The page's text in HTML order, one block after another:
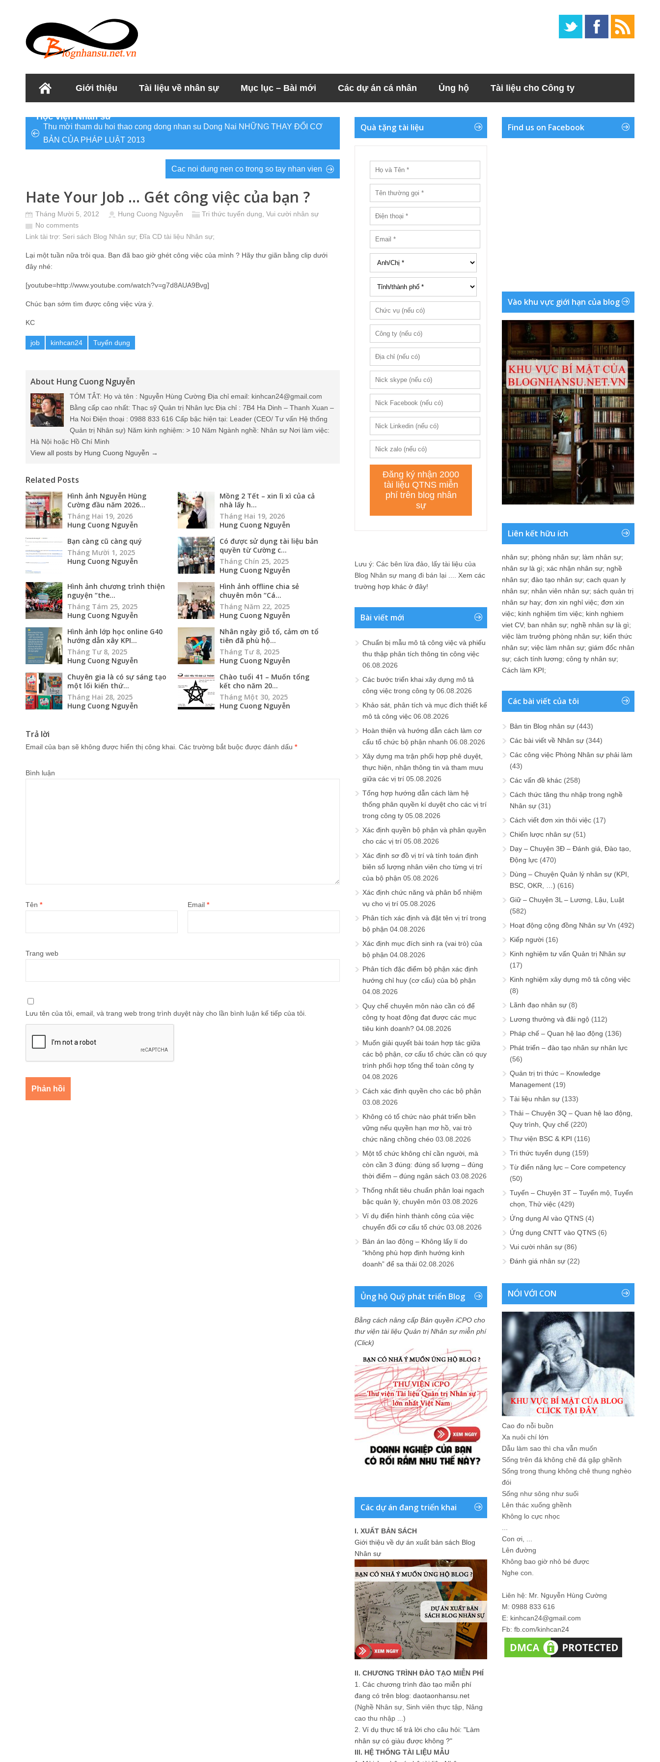
Giới thiệu Tài liệu về nhân sự Mục lục – Bài mới Các dự án cá nhân Ủng hộ Tài liệu cho Công ty
Học viện Nhân sư
Thu mời tham du hoi thao cong dong nhan su Dong Nai NHỮNG THAY ĐỔI CƠ
BẢN CỦA PHÁP LUẬT 2013
Cac noi dung nen co trong so tay nhan vien
Hate Your Job … Gét công việc của bạn ?
Tháng Mười 5, 2012 Hung Cuong Nguyễn Tri thức tuyển dụng Vui cười nhân sự
No comments
Link tài trợ: Seri sách Blog Nhân sự; Đĩa CD tài liệu Nhân sự;
Lại một tuần nữa trôi qua. Bạn đã bao giờ ghét công việc của mình ? Hãy thư giãn bằng clip dưới
đây nhé:
[youtube=http://www.youtube.com/watch?v=g7d8AUA9Bvg]
Chúc bạn sớm tìm được công việc vừa ý.
KC
job kinhcan24 Tuyển dụng
About Hung Cuong Nguyễn
TÓM TẮT: Họ và tên : Nguyễn Hùng Cường Địa chỉ email: kinhcan24@gmail.com
Bằng cấp cao nhất: Thạc sỹ Quản trị Nhân lực Địa chỉ : 7B4 Ha Dinh – Thanh Xuan –
Ha Noi Điện thoại : 0988 833 616 Cấp bậc hiện tại: Leader (CEO/ Tư vấn Hệ thống
Quản trị Nhân sự) Năm kinh nghiệm: > 10 Năm Ngành nghề: Nhân sự Nơi làm việc:
Hà Nội hoặc Hồ Chí Minh
View all posts by Hung Cuong Nguyễn →
Related Posts
Hình ảnh Nguyễn Hùng
Cường đầu năm 2026...
Tháng Hai 19, 2026
Hung Cuong Nguyễn
Mồng 2 Tết – xin lì xì của cả
nhà lấy h...
Tháng Hai 19, 2026
Hung Cuong Nguyễn
Bạn càng cũ càng quý
Tháng Mười 1, 2025
Hung Cuong Nguyễn
Có được sử dụng tài liệu bản
quyền từ Cường c...
Tháng Chín 25, 2025
Hung Cuong Nguyễn
Hình ảnh chương trình thiện
nguyện “the...
Tháng Tám 25, 2025
Hung Cuong Nguyễn
Hình ảnh offline chia sẻ
chuyên môn “Cá...
Tháng Năm 22, 2025
Hung Cuong Nguyễn
Hình ảnh lớp học online G40
hướng dẫn xây KPI...
Tháng Tư 8, 2025
Hung Cuong Nguyễn
Nhân ngày giỗ tổ, cảm ơn tổ
tiên đã phù hộ...
Tháng Tư 8, 2025
Hung Cuong Nguyễn
Chuyên gia là có sự sáng tạo
một lối kiến thứ...
Tháng Hai 28, 2025
Hung Cuong Nguyễn
Chào tuổi 41 – Muốn tổng
kết cho năm 20...
Tháng Một 30, 2025
Hung Cuong Nguyễn
Trả lời
Email của bạn sẽ không được hiển thị công khai. Các trường bắt buộc được đánh dấu *
Bình luận
Tên * Email *
Trang web
Lưu tên của tôi, email, và trang web trong trình duyệt này cho lần bình luận kế tiếp của tôi.
Quà tặng tài liệu
Lưu ý: Các bên lừa đảo, lấy tài liệu của
Blog Nhân sự mang đi bán lại .... Xem các
trường hợp khác ở đây!
Bài viết mới
Chuẩn bị mẫu mô tả công việc và phiếu
thu thập phân tích thông tin công việc
06.08.2026
Các bước triển khai xây dựng mô tả
công việc trong công ty 06.08.2026
Khảo sát, phân tích và mục đích thiết kế
mô tả công việc 06.08.2026
Hoàn thiện và hướng dẫn cách làm cơ
cấu tổ chức bộ phận nhanh 06.08.2026
Xây dựng ma trận phối hợp phê duyệt,
thực hiện, nhận thông tin và tham mưu
giữa các vị trí 05.08.2026
Tổng hợp hướng dẫn cách làm hệ
thống phân quyền kí duyệt cho các vị trí
trong công ty 05.08.2026
Xác định quyền bộ phận và phân quyền
cho các vị trí 05.08.2026
Xác định sơ đồ vị trí và tính toán định
biên số lượng nhân viên cho từng vị trí
của bộ phận 05.08.2026
Xác định chức năng và phân bổ nhiệm
vụ cho vị trí 05.08.2026
Phân tích xác định và đặt tên vị trí trong
bộ phận 04.08.2026
Xác định mục đích sinh ra (vai trò) của
bộ phận 04.08.2026
Phân tích đặc điểm bộ phận xác định
hướng chỉ huy (cơ cấu) của bộ phận
04.08.2026
Quy chế chuyên môn nào cần có để
công ty hoạt động đạt được các mục
tiêu kinh doanh? 04.08.2026
Muốn giải quyết bài toán hợp tác giữa
các bộ phận, cơ cấu tổ chức cần có quy
trình phối hợp tổng thể toàn công ty
04.08.2026
Cách xác định quyền cho các bộ phận
03.08.2026
Không có tổ chức nào phát triển bền
vững nếu quyền hạn mơ hồ, vai trò
chức năng chồng chéo 03.08.2026
Một tổ chức không chỉ cần người, mà
còn cần 3 đúng: đúng số lượng – đúng
thời điểm – đúng ngân sách 03.08.2026
Thống nhất tiêu chuẩn phân loại ngạch
bậc quản lý, chuyên môn 03.08.2026
Ví dụ điển hình thành công của việc
chuyển đổi cơ cấu tổ chức 03.08.2026
Bản án lao động – Không lấy lí do
“không phù hợp định hướng kinh
doanh” để sa thải 02.08.2026
Ủng hộ Quỹ phát triển Blog
Bằng cách nâng cấp Bản quyền iCPO cho
thư viện tài liệu Quản trị Nhân sự miễn phí
(Click)
Các dự án đang triển khai
I. XUẤT BẢN SÁCH
Giới thiệu về dự án xuất bản sách Blog
Nhân sự
II. CHƯƠNG TRÌNH ĐÀO TẠO MIỄN PHÍ
1. Các chương trình đào tạo miễn phí
đang có trên blog: daotaonhansu.net
(Nghề Nhân sự, Sinh viên thực tập, Nâng
cao thu nhập ...)
2. Ví dụ thực tế trả lời cho câu hỏi: "Làm
nhân sự có giàu được không ?"
III. HỆ THỐNG TÀI LIỆU MẪU
Find us on Facebook
Vào khu vực giới hạn của blog
Liên kết hữu ích
nhân sự; phòng nhân sự; làm nhân sự;
nhân sự là gì; xác nhận nhân sự; nghề
nhân sự; đào tạo nhân sự; cach quan ly
nhân sự; nhân viên nhân sự; sách quản trị
nhân sự hay; đơn xin nghỉ việc; đơn xin
việc; kinh nghiệm tìm việc; kinh nghiem
viet CV; ban nhân sự; nghề nhân sự là gì;
việc làm trưởng phòng nhân sự; kiến thức
nhân sự; việc làm nhân sự; giám đốc nhân
sự; cách tính lương; công ty nhân sự;
Cách làm KPI;
Các bài viết của tôi
Bản tin Blog nhân sự (443)
Các bài viết về Nhân sự (344)
Các công việc Phòng Nhân sự phải làm
(43)
Các vấn đề khác (258)
Cách thức tăng thu nhập trong nghề
Nhân sự (31)
Cách viết đơn xin thôi việc (17)
Chiến lược nhân sự (51)
Dạy – Chuyện 3Đ – Đánh giá, Đào tạo,
Động lực (470)
Dùng – Chuyện Quản lý nhân sự (KPI,
BSC, OKR, …) (616)
Giữ – Chuyện 3L – Lương, Lậu, Luật
(582)
Hoạt động cộng đồng Nhân sự Vn (492)
Kiếp người (16)
Kinh nghiệm tư vấn Quản trị Nhân sự
(17)
Kinh nghiệm xây dựng mô tả công việc
(8)
Lãnh đạo nhân sự (8)
Lương thưởng và đãi ngộ (112)
Pháp chế – Quan hệ lao động (136)
Phát triển – đào tạo nhân sự nhân lực
(56)
Quản trị tri thức – Knowledge
Management (19)
Tài liệu nhân sự (133)
Thải – Chuyện 3Q – Quan hệ lao động,
Quy trình, Quy chế (220)
Thư viện BSC & KPI (116)
Tri thức tuyển dụng (159)
Từ điển năng lực – Core competency
(50)
Tuyển – Chuyện 3T – Tuyển mộ, Tuyển
chọn, Thử việc (429)
Ứng dụng AI vào QTNS (4)
Ứng dụng CNTT vào QTNS (6)
Vui cười nhân sự (86)
Đánh giá nhân sự (22)
NÓI VỚI CON
Cao đo nỗi buồn
Xa nuôi chí lớn
Dẫu làm sao thì cha vẫn muốn
Sống trên đá không chê đá gập ghềnh
Sống trong thung không chê thung nghèo
đói
Sống như sông như suối
Lên thác xuống ghềnh
Không lo cực nhọc
Con ơi, ...
Lên đường
Không bao giờ nhỏ bé được
Nghe con.
Liên hệ: Mr. Nguyễn Hùng Cường
M: 0988 833 616
E: kinhcan24@gmail.com
Fb: fb.com/kinhcan24